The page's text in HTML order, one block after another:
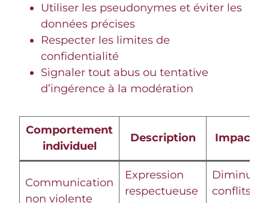
Utiliser les pseudonymes et éviter les
données précises
Respecter les limites de
confidentialité
Signaler tout abus ou tentative
d’ingérence à la modération
Comportement
individuel
Description Impact
Communication
non violente
Expression
respectueuse
conflits et